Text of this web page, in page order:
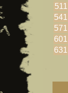
511
541
571
601
631